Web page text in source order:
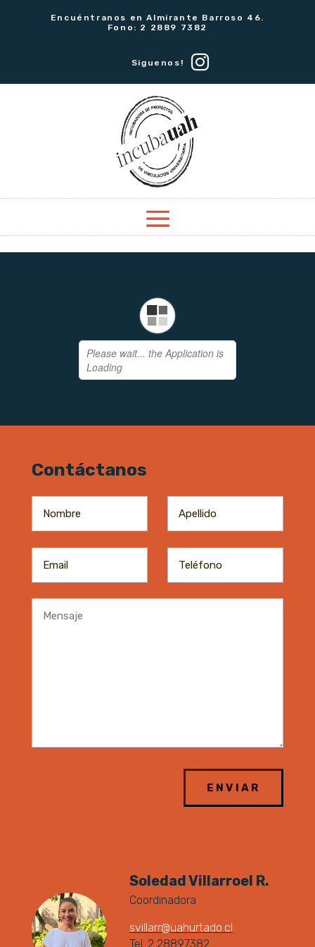
Encuéntranos en Almirante Barroso 46.
Fono: 2 2889 7382
Siguenos!
Contáctanos
Soledad Villarroel R.
Coordinadora
svillarr@uahurtado.cl
Tel. 2 28897382